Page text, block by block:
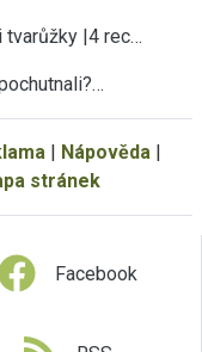
tvarůžky |4 rec…
| Nápověda|
stránek
Facebook